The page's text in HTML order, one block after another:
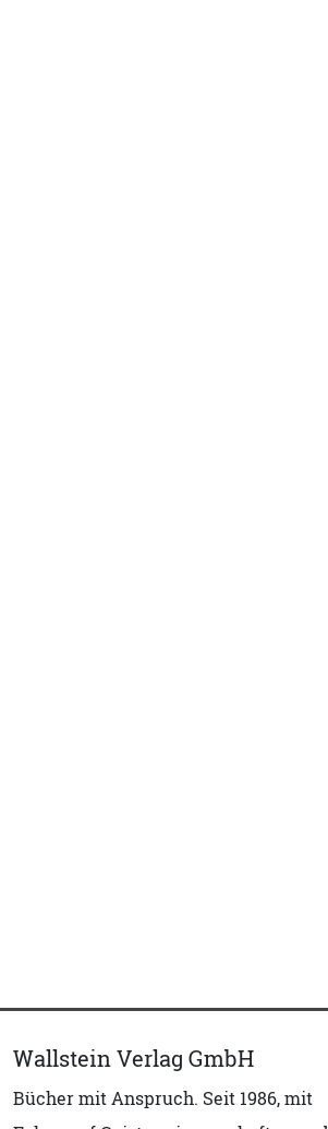
Wallstein Verlag GmbH
Bücher mit Anspruch. Seit 1986, mit